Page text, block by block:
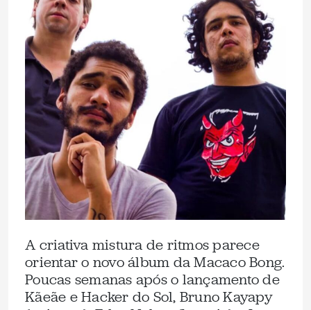
A criativa mistura de ritmos parece
orientar o novo álbum da Macaco Bong.
Poucas semanas após o lançamento de
Kãeãe e Hacker do Sol, Bruno Kayapy